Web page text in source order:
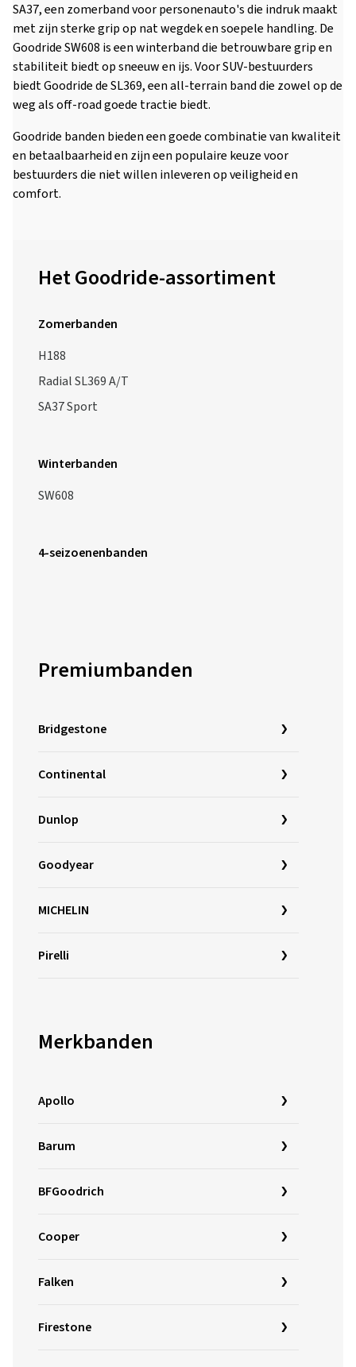
SA37, een zomerband voor personenauto's die indruk maakt
met zijn sterke grip op nat wegdek en soepele handling. De
Goodride SW608 is een winterband die betrouwbare grip en
stabiliteit biedt op sneeuw en ijs. Voor SUV-bestuurders
biedt Goodride de SL369, een all-terrain band die zowel op de
weg als off-road goede tractie biedt.
Goodride banden bieden een goede combinatie van kwaliteit
en betaalbaarheid en zijn een populaire keuze voor
bestuurders die niet willen inleveren op veiligheid en
comfort.
Het Goodride-assortiment
Zomerbanden
H188
Radial SL369 A/T
SA37 Sport
Winterbanden
SW608
4-seizoenenbanden
Premiumbanden
Bridgestone
Continental
Dunlop
Goodyear
MICHELIN
Pirelli
Merkbanden
Apollo
Barum
BFGoodrich
Cooper
Falken
Firestone